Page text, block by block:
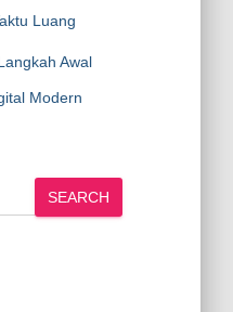
Luang
Awal
Modern
SEARCH